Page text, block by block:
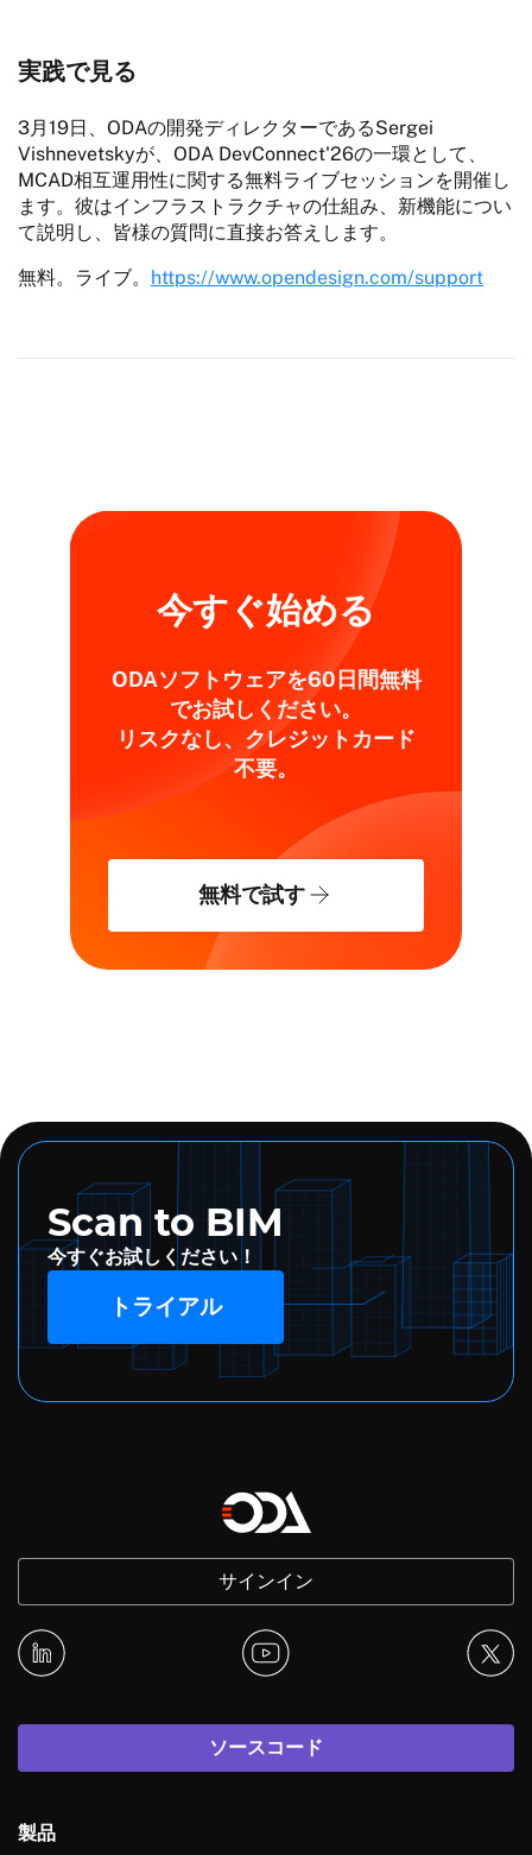
実践で見る
3月19日、ODAの開発ディレクターであるSergei
Vishnevetskyが、ODA DevConnect'26の一環として、
MCAD相互運用性に関する無料ライブセッションを開催し
ます。彼はインフラストラクチャの仕組み、新機能につい
て説明し、皆様の質問に直接お答えします。
無料。ライブ。 https://www.opendesign.com/support
今すぐ始める
ODAソフトウェアを60日間無料
でお試しください。
リスクなし、クレジットカード
不要。
無料で試す
Scan to BIM
今すぐお試しください！
トライアル
サインイン
ソースコード
製品